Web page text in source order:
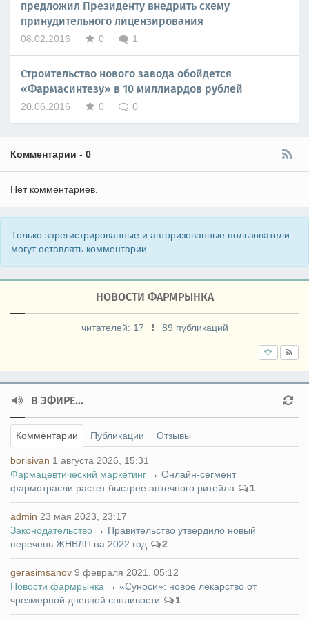
предложил Президенту внедрить схему
принудительного лицензирования
08.02.2016 0 1
Строительство нового завода обойдется
«Фармасинтезу» в 10 миллиардов рублей
20.06.2016 0 0
Комментарии - 0
Нет комментариев.
Только зарегистрированные и авторизованные пользователи
могут оставлять комментарии.
НОВОСТИ ФАРМРЫНКА
читателей: 17 89 публикаций
В ЭФИРЕ...
Комментарии Публикации Отзывы
borisivan 1 августа 2026, 15:31
Фармацевтический маркетинг → Онлайн-сегмент
фармотрасли растет быстрее аптечного ритейла
1
admin 23 мая 2023, 23:17
Законодательство → Правительство утвердило новый
перечень ЖНВЛП на 2022 год
2
gerasimsanov 9 февраля 2021, 05:12
Новости фармрынка → «Суноси»: новое лекарство от
чрезмерной дневной сонливости
1